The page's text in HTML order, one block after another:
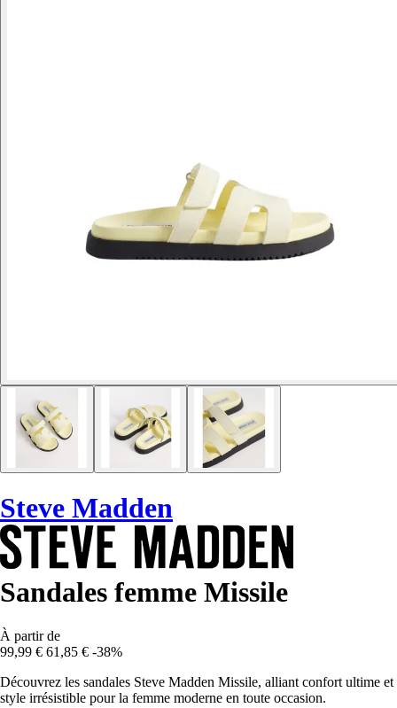
Steve Madden
Sandales femme Missile
À partir de
99,99 € 61,85 € -38%
Découvrez les sandales Steve Madden Missile, alliant confort ultime et
style irrésistible pour la femme moderne en toute occasion.